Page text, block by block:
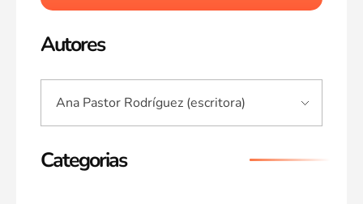
Autores
Categorias